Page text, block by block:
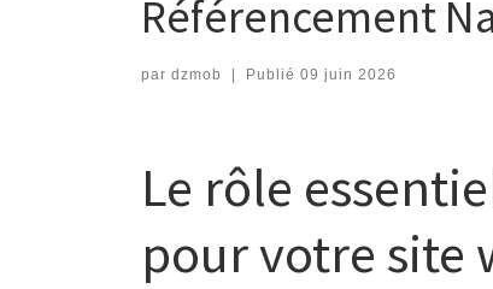
Référencement
par dzmob Publié 09 juin 2026
Le rôle
pour votre site